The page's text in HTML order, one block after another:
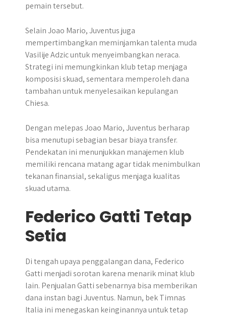
pemain tersebut.
Selain Joao Mario, Juventus juga
mempertimbangkan meminjamkan talenta muda
Vasilije Adzic untuk menyeimbangkan neraca.
Strategi ini memungkinkan klub tetap menjaga
komposisi skuad, sementara memperoleh dana
tambahan untuk menyelesaikan kepulangan
Chiesa.
Dengan melepas Joao Mario, Juventus berharap
bisa menutupi sebagian besar biaya transfer.
Pendekatan ini menunjukkan manajemen klub
memiliki rencana matang agar tidak menimbulkan
tekanan finansial, sekaligus menjaga kualitas
skuad utama.
Federico Gatti Tetap
Setia
Di tengah upaya penggalangan dana, Federico
Gatti menjadi sorotan karena menarik minat klub
lain. Penjualan Gatti sebenarnya bisa memberikan
dana instan bagi Juventus. Namun, bek Timnas
Italia ini menegaskan keinginannya untuk tetap